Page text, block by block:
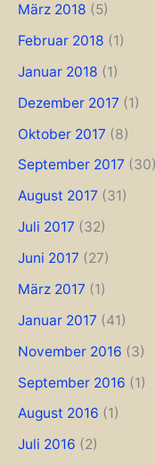
März 2018 (5)
Februar 2018 (1)
Januar 2018 (1)
Dezember 2017 (1)
Oktober 2017 (8)
September 2017 (30)
August 2017 (31)
Juli 2017 (32)
Juni 2017 (27)
März 2017 (1)
Januar 2017 (41)
November 2016 (3)
September 2016 (1)
August 2016 (1)
Juli 2016 (2)